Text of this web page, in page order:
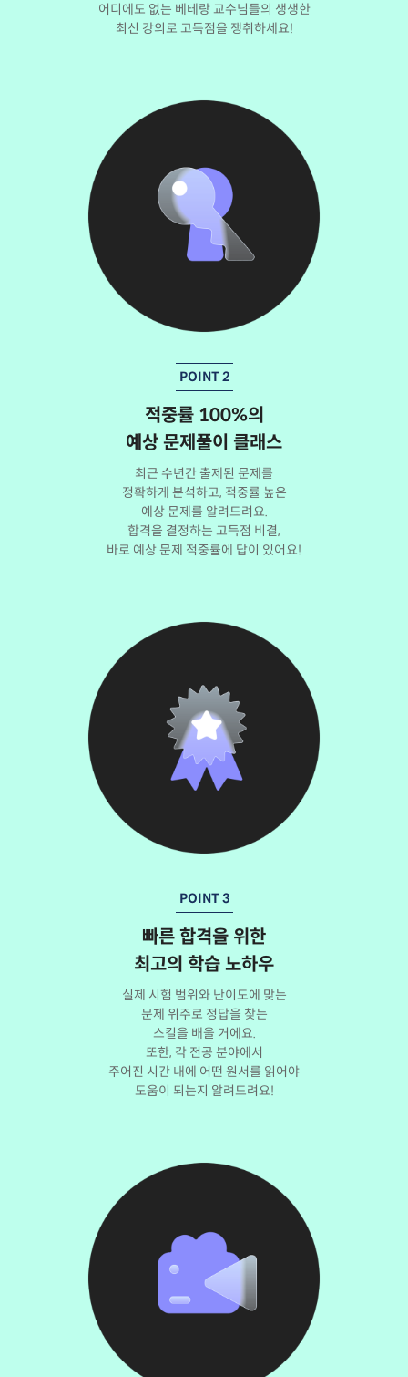
어디에도 없는 베테랑 교수님들의 생생한
최신 강의로 고득점을 쟁취하세요!
POINT 2
적중률 100%의
예상 문제풀이 클래스
최근 수년간 출제된 문제를
정확하게 분석하고, 적중률 높은
예상 문제를 알려드려요.
합격을 결정하는 고득점 비결,
바로 예상 문제 적중률에 답이 있어요!
POINT 3
빠른 합격을 위한
최고의 학습 노하우
실제 시험 범위와 난이도에 맞는
문제 위주로 정답을 찾는
스킬을 배울 거에요.
또한, 각 전공 분야에서
주어진 시간 내에 어떤 원서를 읽어야
도움이 되는지 알려드려요!